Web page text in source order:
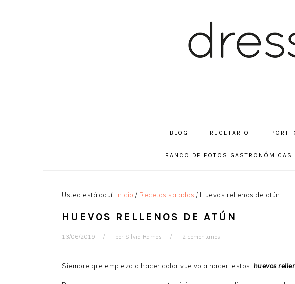
BLOG RECETARIO
BANCO DE FOTOS
Usted está aquí: Inicio / Recetas saladas / Huevos rellenos de atún
HUEVOS RELLENOS DE ATÚN
13/06/2019 por Silvia Ramos 2 comentarios
Siempre que empieza a hacer calor vuelvo a hacer estos huevos